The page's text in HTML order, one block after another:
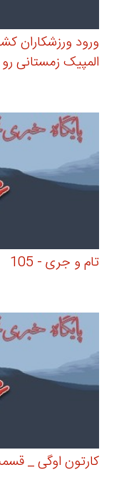
ورود ورزشکاران
المپیک زمستانی
تام و جری - 105
کارتون اوگی _ قسمت